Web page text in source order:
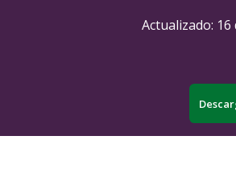
Actualizado: 16